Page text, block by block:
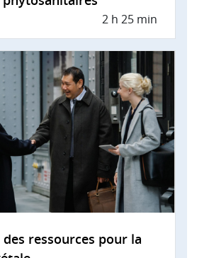
2 h 25 min
ressources pour la